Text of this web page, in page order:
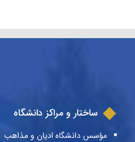
ساختار و مراکز دانشگاه
مؤسس دانشگاه ادیان و مذاهب